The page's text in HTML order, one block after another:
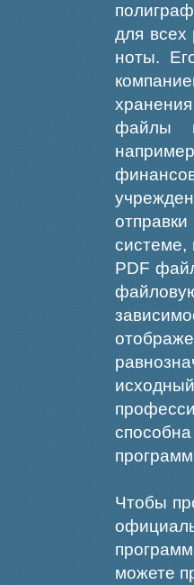
для всех
ноты.
файлы
системе,
PDF
Чтобы
можете